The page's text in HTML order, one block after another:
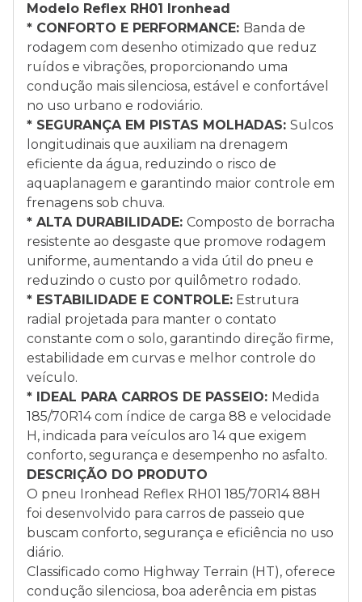
Modelo Reflex RH01 Ironhead
* CONFORTO E PERFORMANCE: Banda de
rodagem com desenho otimizado que reduz
ruídos e vibrações, proporcionando uma
condução mais silenciosa, estável e confortável
no uso urbano e rodoviário.
* SEGURANÇA EM PISTAS MOLHADAS: Sulcos
longitudinais que auxiliam na drenagem
eficiente da água, reduzindo o risco de
aquaplanagem e garantindo maior controle em
frenagens sob chuva.
* ALTA DURABILIDADE: Composto de borracha
resistente ao desgaste que promove rodagem
uniforme, aumentando a vida útil do pneu e
reduzindo o custo por quilômetro rodado.
* ESTABILIDADE E CONTROLE: Estrutura
radial projetada para manter o contato
constante com o solo, garantindo direção firme,
estabilidade em curvas e melhor controle do
veículo.
* IDEAL PARA CARROS DE PASSEIO: Medida
185/70R14 com índice de carga 88 e velocidade
H, indicada para veículos aro 14 que exigem
conforto, segurança e desempenho no asfalto.
DESCRIÇÃO DO PRODUTO
O pneu Ironhead Reflex RH01 185/70R14 88H
foi desenvolvido para carros de passeio que
buscam conforto, segurança e eficiência no uso
diário.
Classificado como Highway Terrain (HT), oferece
condução silenciosa, boa aderência em pistas